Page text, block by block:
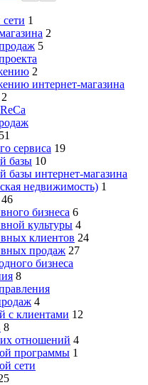
1
2
5
2
интернет-магазина
2
51
сервиса 19
базы 10
базы интернет-магазина
недвижимость) 1
46
бизнеса 6
культуры 4
клиентов 24
продаж 27
бизнеса
8
4
с клиентами 12
8
отношений 4
программы 1
сети